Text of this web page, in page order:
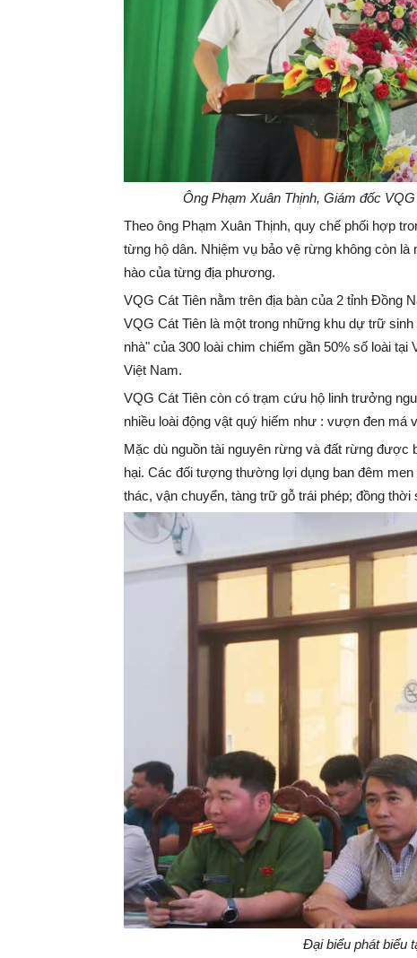
Ông Phạm Xuân Thịnh, Giám đốc
Theo ông Phạm Xuân Thịnh, quy chế phối hợp
từng hộ dân. Nhiệm vụ bảo vệ rừng không còn
hào của từng địa phương.
VQG Cát Tiên nằm trên địa bàn của 2 tỉnh Đồng
VQG Cát Tiên là một trong những khu dự trữ
nhà" của 300 loài chim chiếm gần 50% số loài
Việt Nam.
VQG Cát Tiên còn có trạm cứu hộ linh trưởng
nhiều loài động vật quý hiếm như : vượn đen má
Mặc dù nguồn tài nguyên rừng và đất rừng được
hại. Các đối tượng thường lợi dụng ban đêm
thác, vận chuyển, tàng trữ gỗ trái phép; đồng
Đại biểu phát biểu